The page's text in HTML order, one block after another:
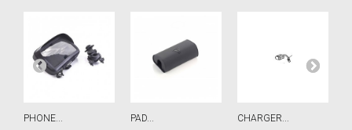
PHONE... PAD... CHARGER...